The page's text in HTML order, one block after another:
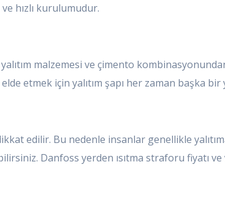
hızlı kurulumudur.
yalıtım malzemesi ve çimento
etmek için yalıtım şapı her zaman başka
edilir. Bu nedenle insanlar genellikle
Danfoss yerden ısıtma straforu fiyatı